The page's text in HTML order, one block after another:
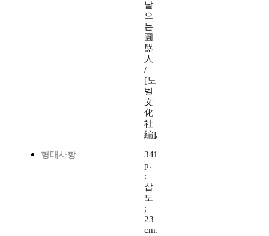
날
으
는
圓
盤
人
/
[노
벨
文
化
社
編].
형태사항
341
p.
:
삽
도
;
23
cm.